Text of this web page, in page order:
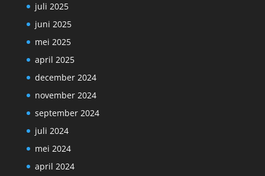
juli 2025
juni 2025
mei 2025
april 2025
december 2024
november 2024
september 2024
juli 2024
mei 2024
april 2024